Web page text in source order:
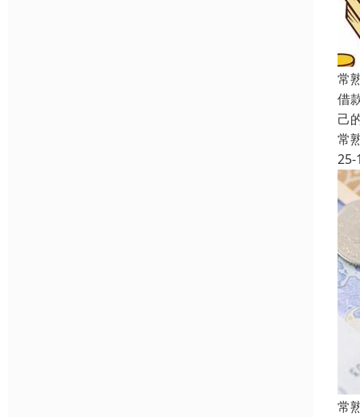
常
借
己
常
25-
常